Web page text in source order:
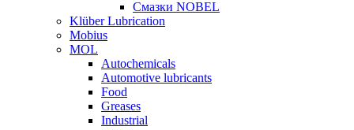
Смазки NOBEL
Klüber Lubrication
Mobius
MOL
Autochemicals
Automotive lubricants
Food
Greases
Industrial